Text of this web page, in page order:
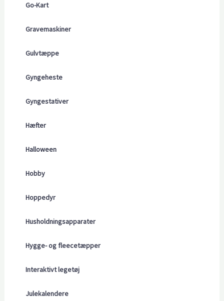
Go-Kart
Gravemaskiner
Gulvtæppe
Gyngeheste
Gyngestativer
Hæfter
Halloween
Hobby
Hoppedyr
Husholdningsapparater
Hygge- og fleecetæpper
Interaktivt legetøj
Julekalendere